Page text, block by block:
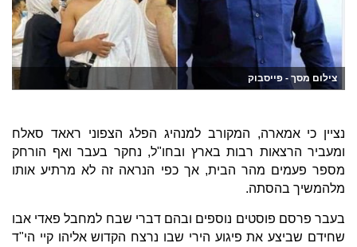
צילום מסך - פייסבוק
נציין כי אמארה, המקורב למנהיג הפלג הצפוני ראאד סאלח
ומעביר הרצאות רבות בארץ ובחו"ל, נחקר בעבר ואף הורחק
מספר פעמים מהר הבית, אך כפי הנראה זה לא מרתיע אותו
מלהמשיך בהסתה.
בעבר פרסם פוסטים נוספים ובהם דברי שבח למחבל פאדי אבו
שחידם שביצע את פיגוע הירי שבו נרצח הקדוש אליהו קיי הי"ד